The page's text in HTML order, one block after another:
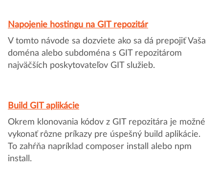
Napojenie hostingu na GIT repozitár
V tomto návode sa dozviete ako sa dá prepojiť Vaša
doména alebo subdoména s GIT repozitárom
najväčších poskytovateľov GIT služieb.
Build GIT aplikácie
Okrem klonovania kódov z GIT repozitára je možné
vykonať rôzne príkazy pre úspešný build aplikácie.
To zahŕňa napríklad composer install alebo npm
install.